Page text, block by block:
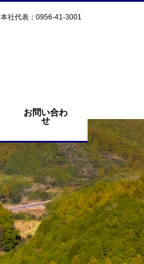
本社代表：0956-41-3001
お問い合わ
せ